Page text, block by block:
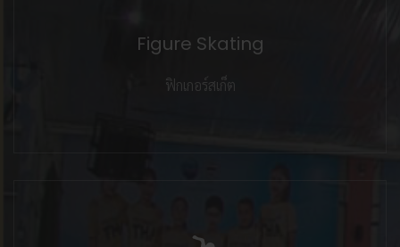
Figure Skating
ฟิกเกอร์สเก็ต